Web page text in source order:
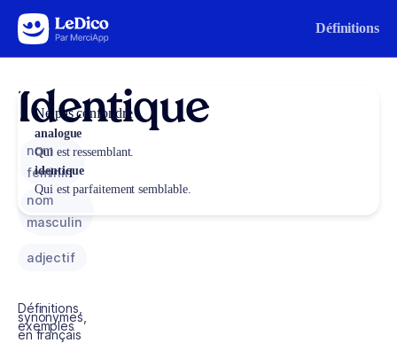
Aller au contenu Définitions
Identique
nom
féminin
nom
masculin
adjectif
Définitions,
synonymes,
exemples
en français
Ne pas confondre
analogue
Qui est ressemblant.
identique
Qui est parfaitement semblable.